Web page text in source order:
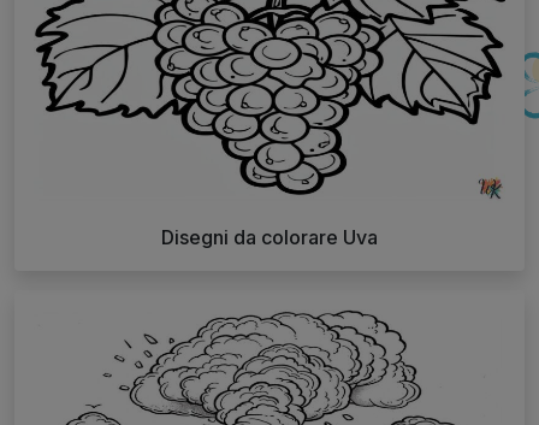
Disegni da colorare Uva